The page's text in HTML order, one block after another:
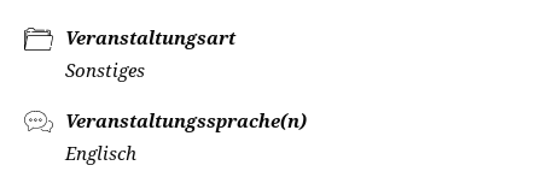
Veranstaltungsart
Sonstiges
Veranstaltungssprache(n)
Englisch